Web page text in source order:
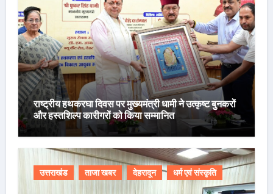
राष्ट्रीय हथकरघा दिवस पर मुख्यमंत्री धामी ने उत्कृष्ट बुनकरों
और हस्तशिल्प कारीगरों को किया सम्मानित
उत्तराखंड ताजा खबर देहरादून धर्म एवं संस्कृति